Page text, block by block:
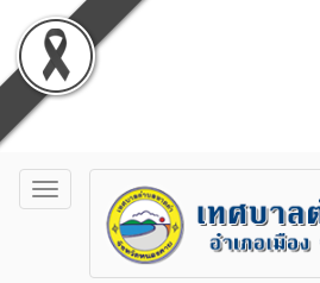
Toggle
navigation